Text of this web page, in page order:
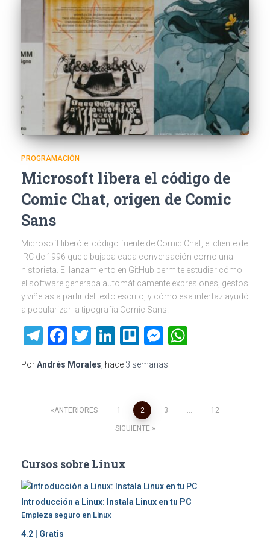
PROGRAMACIÓN
Microsoft libera el código de
Comic Chat, origen de Comic
Sans
Microsoft liberó el código fuente de Comic Chat, el cliente de
IRC de 1996 que dibujaba cada conversación como una
historieta. El lanzamiento en GitHub permite estudiar cómo
el software generaba automáticamente expresiones, gestos
y viñetas a partir del texto escrito, y cómo esa interfaz ayudó
a popularizar la tipografía Comic Sans.
Telegram
Facebook
Twitter
LinkedIn
TrelloMessenger
PorAndrés Morales , hace 3 semanas
Paginación
entradas
ANTERIORES 1 2 3 … 12
SIGUIENTE
Cursos sobre Linux
Introducción a Linux: Instala Linux en tu PC
Empieza seguro en Linux
4.2 | Gratis